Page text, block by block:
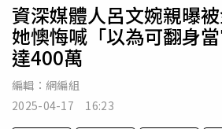
資深媒體人呂文婉親曝
她懊悔喊「以為可翻身
達400萬
編輯： 網編組
2025-04-17 16:23